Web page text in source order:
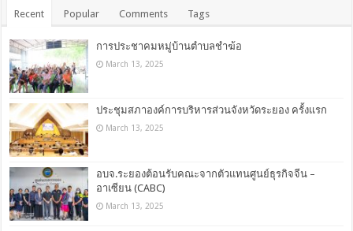
Recent Popular Comments Tags
การประชาคมหมู่บ้านตำบลชำฆ้อ
March 13, 2025
ประชุมสภาองค์การบริหารส่วนจังหวัดระยอง ครั้งแรก
March 13, 2025
อบจ.ระยองต้อนรับคณะจากตัวแทนศูนย์ธุรกิจจีน –
อาเซียน (CABC)
March 13, 2025